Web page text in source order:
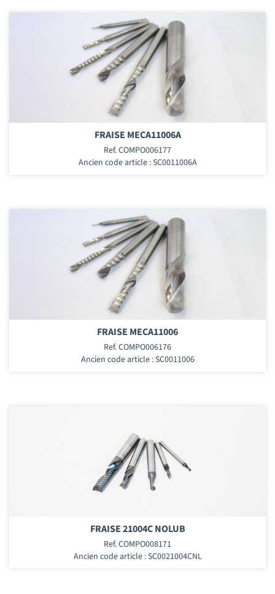
FRAISE MECA11006A
Ref. COMPO006177
Ancien code article : SC0011006A
FRAISE MECA11006
Ref. COMPO006176
Ancien code article : SC0011006
FRAISE 21004C NOLUB
Ref. COMPO008171
Ancien code article : SC0021004CNL